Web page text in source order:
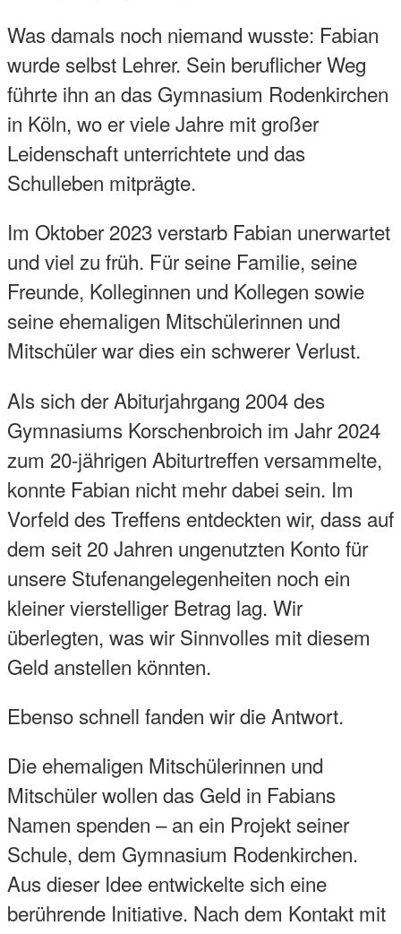
Was damals noch niemand wusste: Fabian
wurde selbst Lehrer. Sein beruflicher Weg
führte ihn an das Gymnasium Rodenkirchen
in Köln, wo er viele Jahre mit großer
Leidenschaft unterrichtete und das
Schulleben mitprägte.
Im Oktober 2023 verstarb Fabian unerwartet
und viel zu früh. Für seine Familie, seine
Freunde, Kolleginnen und Kollegen sowie
seine ehemaligen Mitschülerinnen und
Mitschüler war dies ein schwerer Verlust.
Als sich der Abiturjahrgang 2004 des
Gymnasiums Korschenbroich im Jahr 2024
zum 20-jährigen Abiturtreffen versammelte,
konnte Fabian nicht mehr dabei sein. Im
Vorfeld des Treffens entdeckten wir, dass auf
dem seit 20 Jahren ungenutzten Konto für
unsere Stufenangelegenheiten noch ein
kleiner vierstelliger Betrag lag. Wir
überlegten, was wir Sinnvolles mit diesem
Geld anstellen könnten.
Ebenso schnell fanden wir die Antwort.
Die ehemaligen Mitschülerinnen und
Mitschüler wollen das Geld in Fabians
Namen spenden – an ein Projekt seiner
Schule, dem Gymnasium Rodenkirchen.
Aus dieser Idee entwickelte sich eine
berührende Initiative. Nach dem Kontakt mit